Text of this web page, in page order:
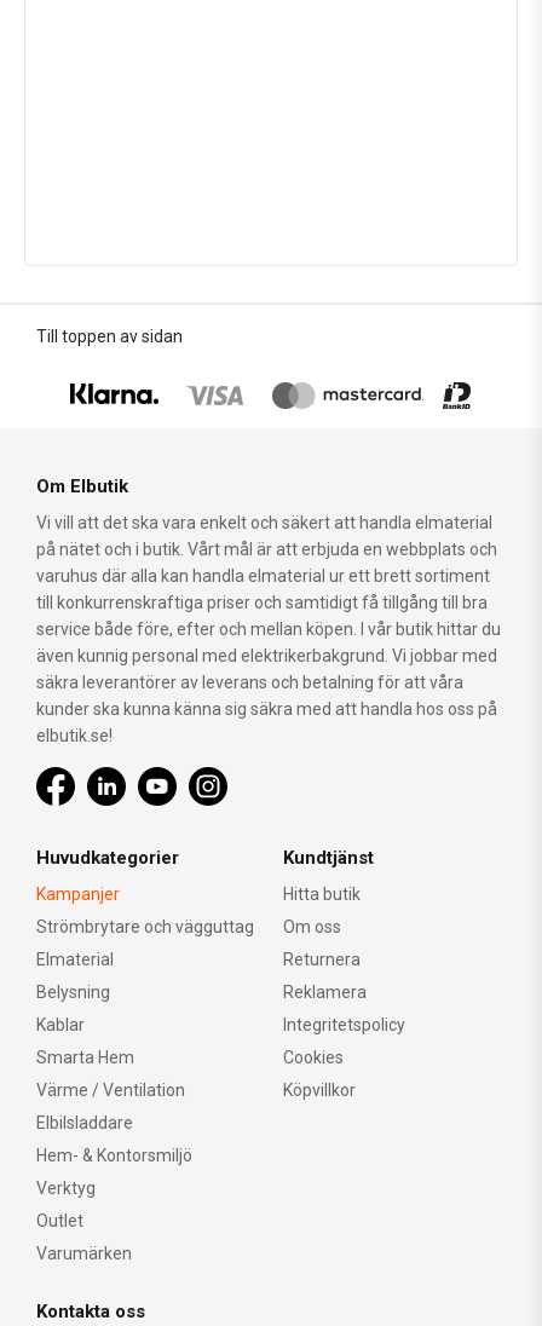
Till toppen av sidan
Om Elbutik
Vi vill att det ska vara enkelt och säkert att handla elmaterial
på nätet och i butik. Vårt mål är att erbjuda en webbplats och
varuhus där alla kan handla elmaterial ur ett brett sortiment
till konkurrenskraftiga priser och samtidigt få tillgång till bra
service både före, efter och mellan köpen. I vår butik hittar du
även kunnig personal med elektrikerbakgrund. Vi jobbar med
säkra leverantörer av leverans och betalning för att våra
kunder ska kunna känna sig säkra med att handla hos oss på
elbutik.se!
Huvudkategorier
Kampanjer
Strömbrytare och vägguttag
Elmaterial
Belysning
Kablar
Smarta Hem
Värme / Ventilation
Elbilsladdare
Hem- & Kontorsmiljö
Verktyg
Outlet
Varumärken
Kundtjänst
Hitta butik
Om oss
Returnera
Reklamera
Integritetspolicy
Cookies
Köpvillkor
Kontakta oss